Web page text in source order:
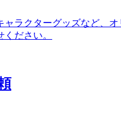
ャラクターグッズなど、
ださい。